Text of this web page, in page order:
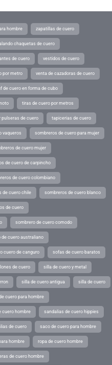
hombre zapatillas de cuero
chaquetas de cuero
de cuero vestidos de cuero
por metro venta de cazadoras de cuero
de cuero en forma de cubo
tiras de cuero por metros
pulseras de cuero tapicerias de cuero
vaqueros sombreros de cuero para mujer
de cuero mujer
de cuero de carpincho
de cuero colombiano
de cuero chile sombreros de cuero blanco
de cuero
sombrero de cuero comodo
de cuero australiano
cuero de canguro sofas de cuero baratos
de cuero silla de cuero y metal
silla de cuero antigua silla de cuero
cuero para hombre
cuero hombre sandalias de cuero hippies
de cuero saco de cuero para hombre
hombre ropa de cuero hombre
de cuero hombre